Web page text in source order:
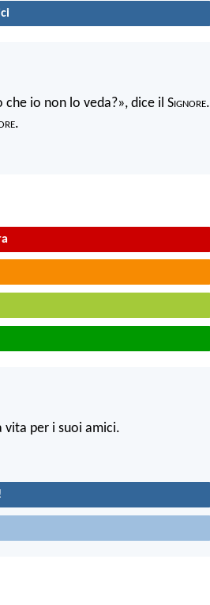
io non lo veda?», dice il Signore.
.
vita per i suoi amici.